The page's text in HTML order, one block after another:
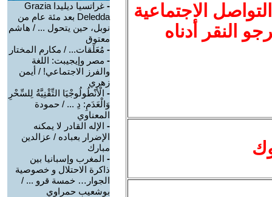
الاجتماعية
النقر أدناه
-
غراتسيا ديليدا Grazia
Deledda بعد مئة عام من
نوبل، حين يتحول ... / هاشم
معتوق
- مُعَلَقات... / مكارم المختار
- مصر وإيجيبت: اللغة
والفرز الاجتماعي! / أيمن
زهري
- الْأَنْطُولُوجْيَا التِّقْنِيَّةُ لِلسِّحْرِ
وَالْعَدَمِ: دِ ... / حمودة
المعناوي
- الإله القادر لا يمكنه
الإضرار بعباده / عزالدين
مبارك
- المغرب وإسبانيا بين
ذاكرة الاحتلال و خصوصية
الجوار… خمسة قرو ... /
بوشعيب حمراوي